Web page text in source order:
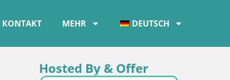
KONTAKT MEHR DEUTSCH
Hosted By & Offer